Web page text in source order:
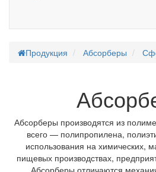
Продукция Абсорберы
Абсорберы производятся из
всего — полипропилена,
использования на химических,
пищевых производствах,